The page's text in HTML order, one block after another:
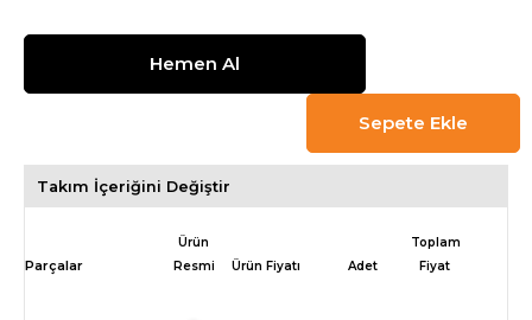
Takım İçeriğini Değiştir
Ürün
Resmi
Ürün Fiyatı Adet
Toplam
Fiyat